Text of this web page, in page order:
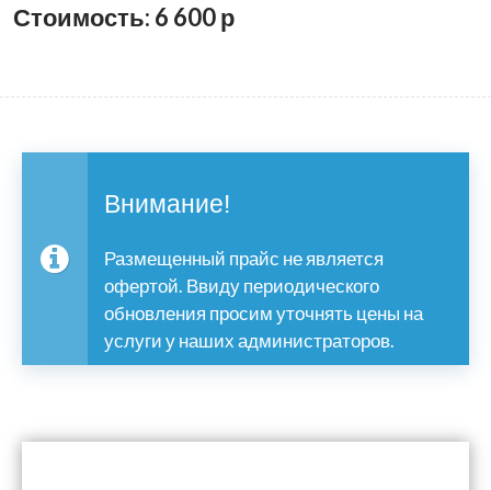
Стоимость: 6 600р
Внимание!
Размещенный прайс не является
офертой. Ввиду периодического
обновления просим уточнять цены на
услуги у наших администраторов.